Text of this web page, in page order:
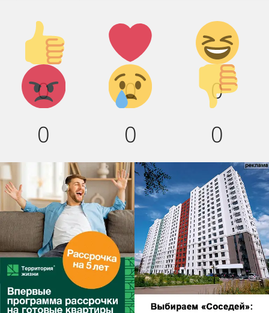
Палец
вверх!
0
Лайк!
0
Дикий
смех!
0
Агрессия!
0
Грусть :
(
0
Палец
вниз!
0